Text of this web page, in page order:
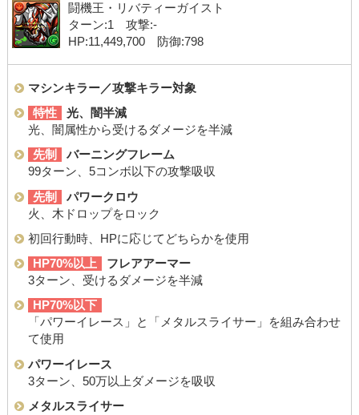
闘機王・リバティーガイスト
ターン:1 攻撃:-
HP:11,449,700 防御:798
マシンキラー／攻撃キラー対象
特性
光、闇半減
光、闇属性から受けるダメージを半減
先制
バーニングフレーム
99ターン、5コンボ以下の攻撃吸収
先制
パワークロウ
火、木ドロップをロック
初回行動時、HPに応じてどちらかを使用
HP70%以上
フレアアーマー
3ターン、受けるダメージを半減
HP70%以下
「パワーイレース」と「メタルスライサー」を組み合わせ
て使用
パワーイレース
3ターン、50万以上ダメージを吸収
メタルスライサー